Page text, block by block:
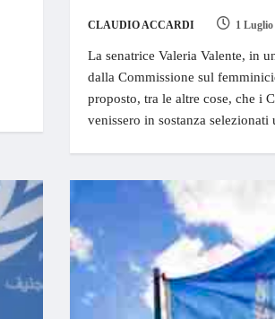
CLAUDIO ACCARDI 1 Luglio
La senatrice Valeria Valente, in
dalla Commissione sul
proposto, tra le altre cose, che i
venissero in sostanza selezionati